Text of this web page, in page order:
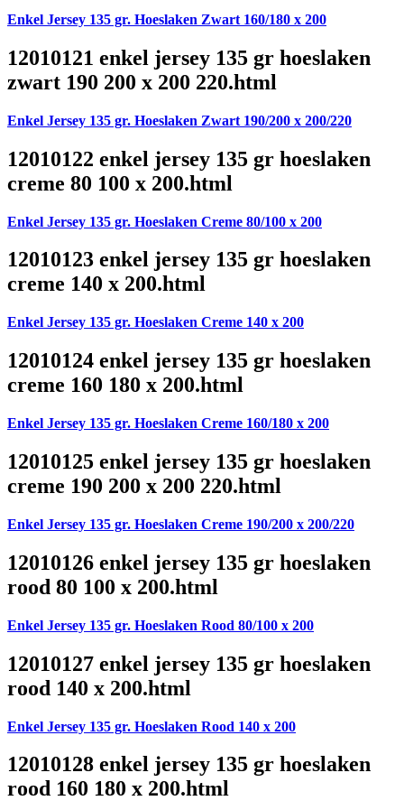
Enkel Jersey 135 gr. Hoeslaken Zwart 160/180 x 200
12010121 enkel jersey 135 gr hoeslaken
zwart 190 200 x 200 220.html
Enkel Jersey 135 gr. Hoeslaken Zwart 190/200 x 200/220
12010122 enkel jersey 135 gr hoeslaken
creme 80 100 x 200.html
Enkel Jersey 135 gr. Hoeslaken Creme 80/100 x 200
12010123 enkel jersey 135 gr hoeslaken
creme 140 x 200.html
Enkel Jersey 135 gr. Hoeslaken Creme 140 x 200
12010124 enkel jersey 135 gr hoeslaken
creme 160 180 x 200.html
Enkel Jersey 135 gr. Hoeslaken Creme 160/180 x 200
12010125 enkel jersey 135 gr hoeslaken
creme 190 200 x 200 220.html
Enkel Jersey 135 gr. Hoeslaken Creme 190/200 x 200/220
12010126 enkel jersey 135 gr hoeslaken
rood 80 100 x 200.html
Enkel Jersey 135 gr. Hoeslaken Rood 80/100 x 200
12010127 enkel jersey 135 gr hoeslaken
rood 140 x 200.html
Enkel Jersey 135 gr. Hoeslaken Rood 140 x 200
12010128 enkel jersey 135 gr hoeslaken
rood 160 180 x 200.html